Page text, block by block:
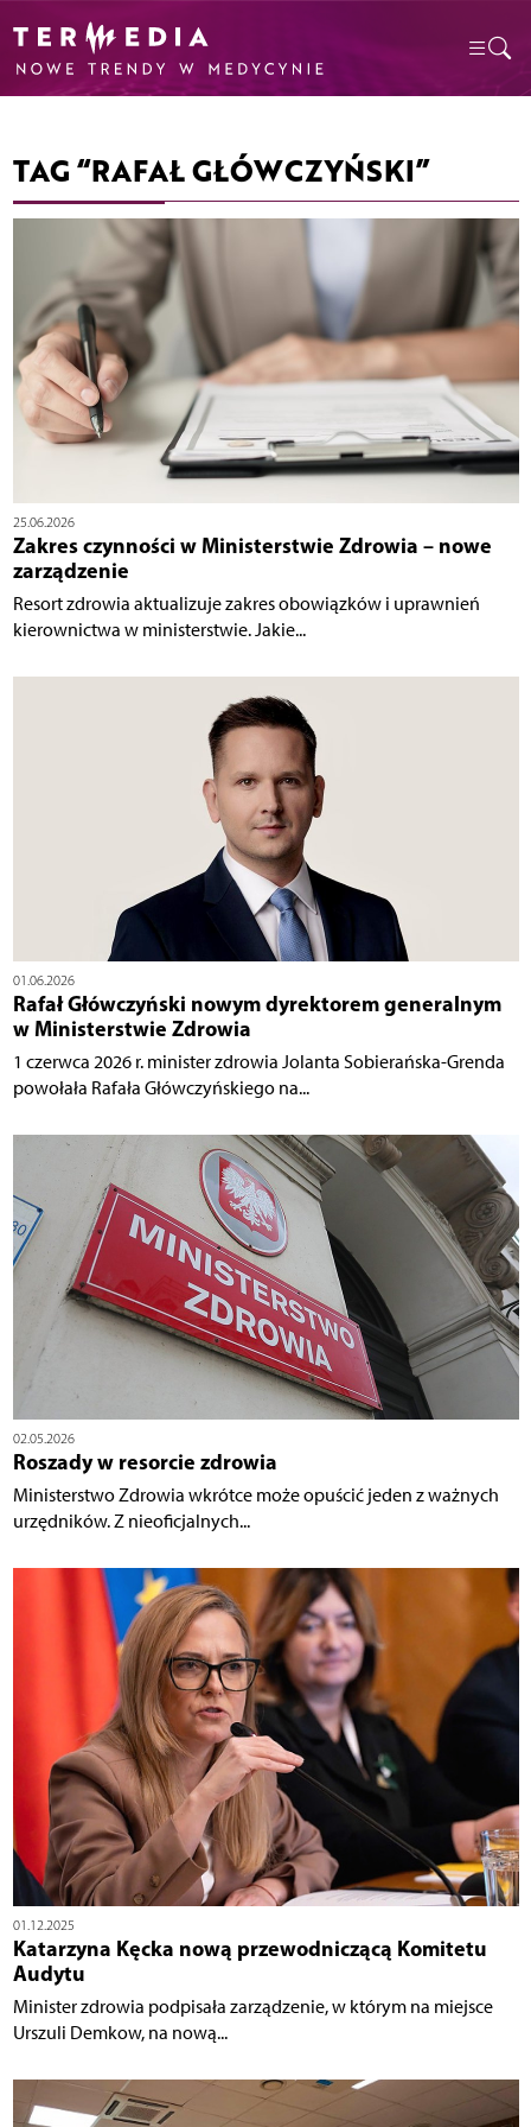
TAG “RAFAŁ GŁÓWCZYŃSKI”
25.06.2026
Zakres czynności w Ministerstwie Zdrowia – nowe
zarządzenie
Resort zdrowia aktualizuje zakres obowiązków i uprawnień
kierownictwa w ministerstwie. Jakie...
01.06.2026
Rafał Główczyński nowym dyrektorem generalnym
w Ministerstwie Zdrowia
1 czerwca 2026 r. minister zdrowia Jolanta Sobierańska-Grenda
powołała Rafała Główczyńskiego na...
02.05.2026
Roszady w resorcie zdrowia
Ministerstwo Zdrowia wkrótce może opuścić jeden z ważnych
urzędników. Z nieoficjalnych...
01.12.2025
Katarzyna Kęcka nową przewodniczącą Komitetu
Audytu
Minister zdrowia podpisała zarządzenie, w którym na miejsce
Urszuli Demkow, na nową...